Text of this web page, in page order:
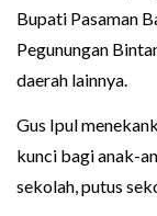
Bupati Pasaman
Pegunungan
daerah lainnya.
Gus Ipul
kunci bagi anak-
sekolah, putus